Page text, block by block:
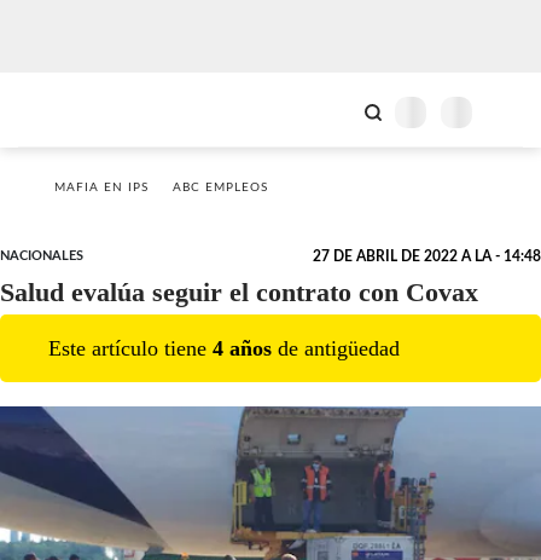
MAFIA EN IPS ABC EMPLEOS
NACIONALES 27 DE ABRIL DE 2022 A LA - 14:48
Salud evalúa seguir el contrato con Covax
Este artículo tiene 4 años de antigüedad